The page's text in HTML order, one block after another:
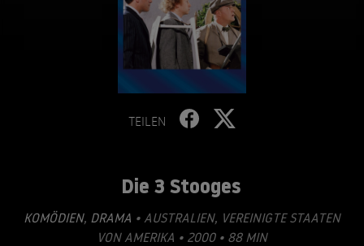
TEILEN
Die 3 Stooges
KOMÖDIEN, DRAMA • AUSTRALIEN, VEREINIGTE STAATEN
VON AMERIKA • 2000 • 88 MIN